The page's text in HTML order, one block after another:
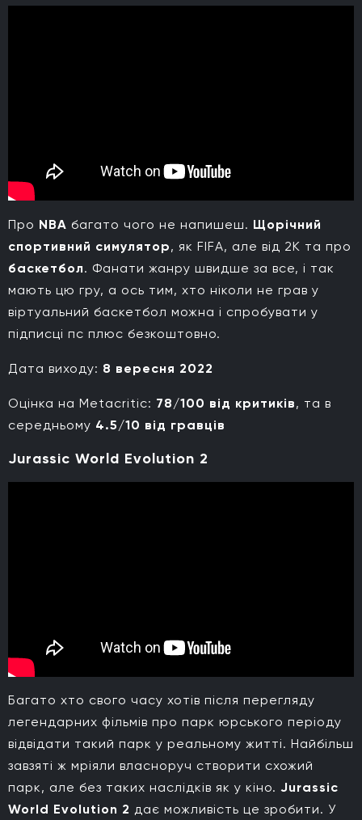
Про NBA багато чого не напишеш. Щорічний
спортивний симулятор, як FIFA, але від 2К та про
баскетбол. Фанати жанру швидше за все, і так
мають цю гру, а ось тим, хто ніколи не грав у
віртуальний баскетбол можна і спробувати у
підписці пс плюс безкоштовно.
Дата виходу: 8 вересня 2022
Оцінка на Metacritic: 78/100 від критиків, та в
середньому 4.5/10 від гравців
Jurassic World Evolution 2
Багато хто свого часу хотів після перегляду
легендарних фільмів про парк юрського періоду
відвідати такий парк у реальному житті. Найбільш
завзяті ж мріяли власноруч створити схожий
парк, але без таких наслідків як у кіно. Jurassic
World Evolution 2 дає можливість це зробити. У